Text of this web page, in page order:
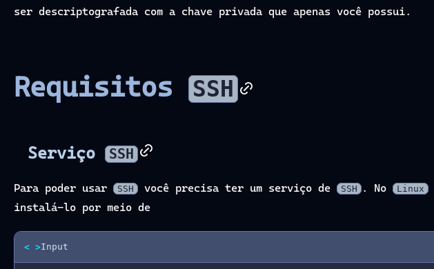
ser descriptografada com a chave privada que apenas você possui.
Requisitos SSH
Serviço SSH
Para poder usar SSH você precisa ter um serviço de SSH . No Linux
instalá-lo por meio de
< >Input